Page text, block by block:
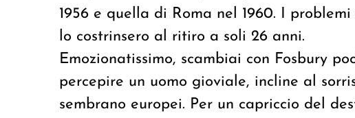
1956 e quella di Roma nel 1960. I
lo costrinsero al ritiro a soli 26 anni.
Emozionatissimo, scambiai con Fosbury
percepire un uomo gioviale, incline al
sembrano europei. Per un capriccio del